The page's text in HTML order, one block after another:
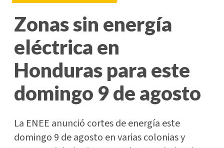
Zonas sin energía
eléctrica en
Honduras para este
domingo 9 de agosto
La ENEE anunció cortes de energía este
domingo 9 de agosto en varias colonias y